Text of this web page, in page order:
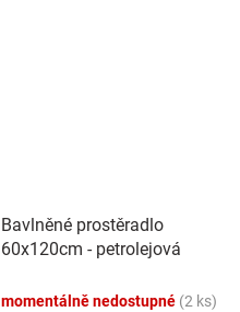
Bavlněné prostěradlo
60x120cm - petrolejová
momentálně nedostupné (2 ks)